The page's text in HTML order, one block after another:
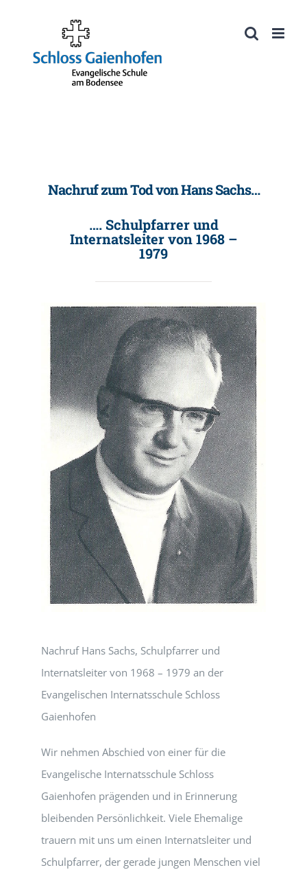
Werkzeugleiste öffnen
springen
Nachruf zum Tod von Hans Sachs…
…. Schulpfarrer und
Internatsleiter von 1968 –
1979
Nachruf Hans Sachs, Schulpfarrer und
Internatsleiter von 1968 – 1979 an der
Evangelischen Internatsschule Schloss
Gaienhofen
Wir nehmen Abschied von einer für die
Evangelische Internatsschule Schloss
Gaienhofen prägenden und in Erinnerung
bleibenden Persönlichkeit. Viele Ehemalige
trauern mit uns um einen Internatsleiter und
Schulpfarrer, der gerade jungen Menschen viel